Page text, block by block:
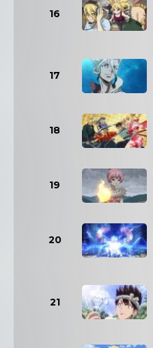
16
17
18
19
20
21